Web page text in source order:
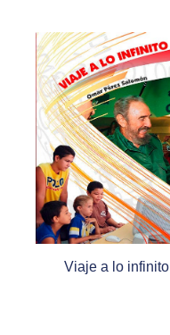
Viaje a lo infinito